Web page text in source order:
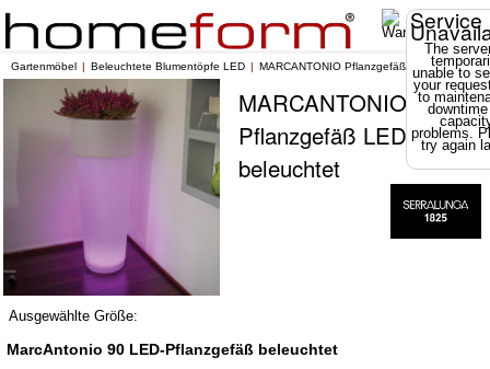
Service
The
unable to
your
to
problems.
try again
Gartenmöbel Beleuchtete Blumentöpfe LED MARCANTONIO Pflanzgefäß LED beleuchtet
MARCANTONIO
Pflanzgefäß LED
beleuchtet
Ausgewählte Größe:
MarcAntonio 90 LED-Pflanzgefäß beleuchtet